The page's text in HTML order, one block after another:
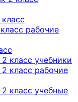
рабочие
класс учебники
класс рабочие
класс учебные